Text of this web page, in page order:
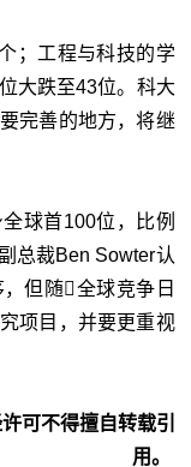
；工程与科技的学
大跌至43位。科大
完善的地方，将继
球首100位，比例
总裁Ben Sowter认
但随全球竞争日
项目，并要更重视
可不得擅自转载引
用。